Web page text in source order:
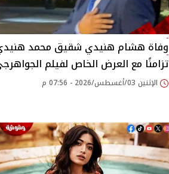
وفاة هشام هنيدي شقيق محمد
تزامنًا مع العرض الخاص لفيلم
الإثنين 03/أغسطس/2026 - 07:56 م